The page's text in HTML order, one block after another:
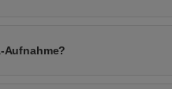
Aufnahme?